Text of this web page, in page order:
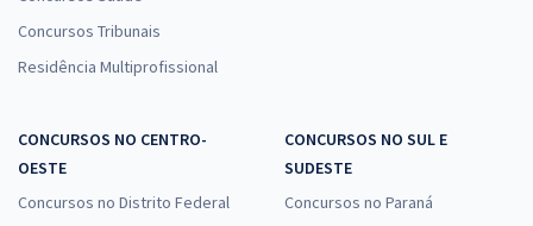
à vista
R$14,06
Economize R$ 42,18 (-20%)
Concursos Tribunais
Residência Multiprofissional
CONCURSOS NO CENTRO-
OESTE
Concursos no Distrito Federal
CONCURSOS NO SUL E
SUDESTE
Concursos no Paraná